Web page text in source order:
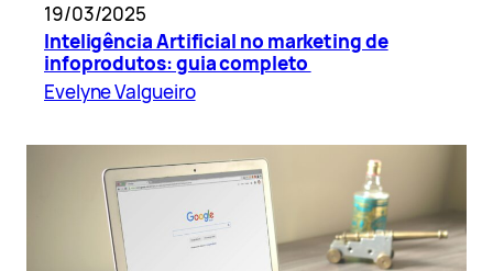
19/03/2025
Inteligência Artificial no marketing de
infoprodutos: guia completo
Evelyne Valgueiro